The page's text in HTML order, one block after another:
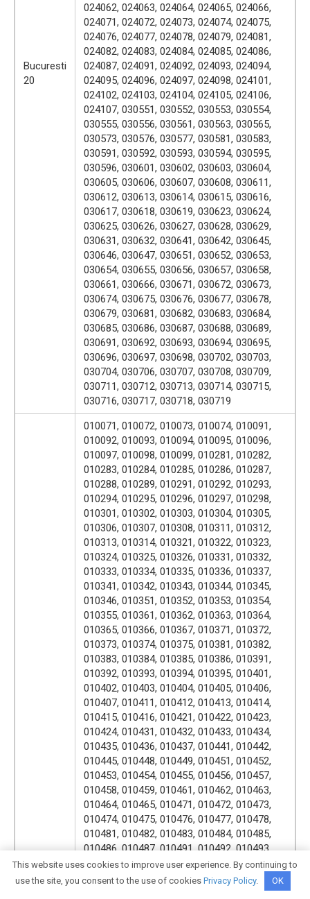
Bucuresti
20
024062, 024063, 024064, 024065, 024066,
024071, 024072, 024073, 024074, 024075,
024076, 024077, 024078, 024079, 024081,
024082, 024083, 024084, 024085, 024086,
024087, 024091, 024092, 024093, 024094,
024095, 024096, 024097, 024098, 024101,
024102, 024103, 024104, 024105, 024106,
024107, 030551, 030552, 030553, 030554,
030555, 030556, 030561, 030563, 030565,
030573, 030576, 030577, 030581, 030583,
030591, 030592, 030593, 030594, 030595,
030596, 030601, 030602, 030603, 030604,
030605, 030606, 030607, 030608, 030611,
030612, 030613, 030614, 030615, 030616,
030617, 030618, 030619, 030623, 030624,
030625, 030626, 030627, 030628, 030629,
030631, 030632, 030641, 030642, 030645,
030646, 030647, 030651, 030652, 030653,
030654, 030655, 030656, 030657, 030658,
030661, 030666, 030671, 030672, 030673,
030674, 030675, 030676, 030677, 030678,
030679, 030681, 030682, 030683, 030684,
030685, 030686, 030687, 030688, 030689,
030691, 030692, 030693, 030694, 030695,
030696, 030697, 030698, 030702, 030703,
030704, 030706, 030707, 030708, 030709,
030711, 030712, 030713, 030714, 030715,
030716, 030717, 030718, 030719
22
010071, 010072, 010073, 010074, 010091,
010092, 010093, 010094, 010095, 010096,
010097, 010098, 010099, 010281, 010282,
010283, 010284, 010285, 010286, 010287,
010288, 010289, 010291, 010292, 010293,
010294, 010295, 010296, 010297, 010298,
010301, 010302, 010303, 010304, 010305,
010306, 010307, 010308, 010311, 010312,
010313, 010314, 010321, 010322, 010323,
010324, 010325, 010326, 010331, 010332,
010333, 010334, 010335, 010336, 010337,
010341, 010342, 010343, 010344, 010345,
010346, 010351, 010352, 010353, 010354,
010355, 010361, 010362, 010363, 010364,
010365, 010366, 010367, 010371, 010372,
010373, 010374, 010375, 010381, 010382,
010383, 010384, 010385, 010386, 010391,
010392, 010393, 010394, 010395, 010401,
010402, 010403, 010404, 010405, 010406,
010407, 010411, 010412, 010413, 010414,
010415, 010416, 010421, 010422, 010423,
010424, 010431, 010432, 010433, 010434,
010435, 010436, 010437, 010441, 010442,
010445, 010448, 010449, 010451, 010452,
010453, 010454, 010455, 010456, 010457,
010458, 010459, 010461, 010462, 010463,
010464, 010465, 010471, 010472, 010473,
010474, 010475, 010476, 010477, 010478,
010481, 010482, 010483, 010484, 010485,
010486, 010487, 010491, 010492, 010493,
010494, 010495, 010496, 010497, 010498,
010501, 010502, 010503, 010504, 010505,
010506, 010507, 010511, 010512, 010513,
This website uses cookies to improve user experience. By continuing to
use the site, you consent to the use of cookies Privacy Policy. OK